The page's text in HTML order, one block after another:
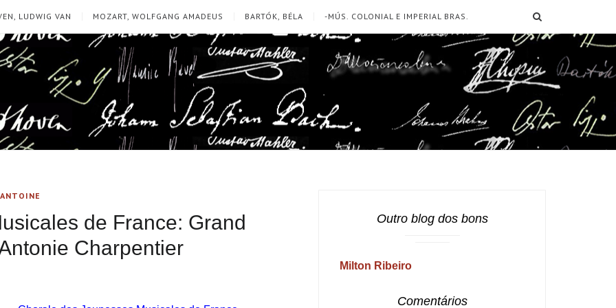
LUDWIG VAN MOZART, WOLFGANG AMADEUS BARTÓK, BÉLA -MÚS. COLONIAL E IMPERIAL BRAS.
de France: Grand
Charpentier
Outro blog dos bons
Milton Ribeiro
Comentários